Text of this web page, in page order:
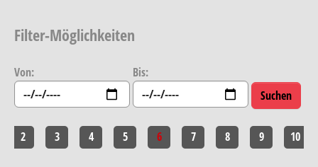
Filter-Möglichkeiten
Von: Bis:
2 3 4 5 6 7 8 9 10